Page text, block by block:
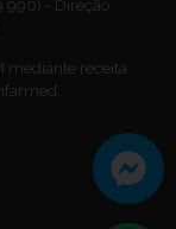
990) - Direção
mediante receita